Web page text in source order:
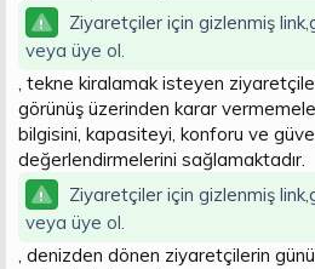
Ziyaretçiler için gizlenmiş
veya üye ol.
, tekne kiralamak isteyen
görünüş üzerinden karar
bilgisini, kapasiteyi, konforu ve
değerlendirmelerini sağlamaktadır.
Ziyaretçiler için gizlenmiş
veya üye ol.
, denizden dönen ziyaretçilerin